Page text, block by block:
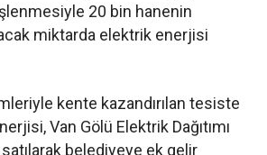
20 bin hanenin
miktarda elektrik enerjisi
kente kazandırılan tesiste
Van Gölü Elektrik Dağıtımı
belediyeye ek gelir